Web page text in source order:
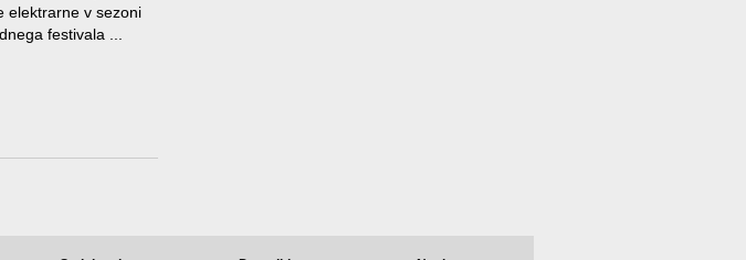
elektrarne v sezoni
festivala ...